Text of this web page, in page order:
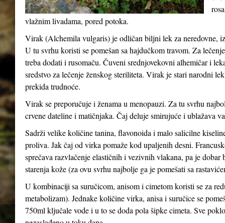
vlažnim livadama, pored potoka.
Virak (Alchemila vulgaris) je odličan biljni lek za neredovne,
U tu svrhu koristi se pomešan sa hajdučkom travom. Za
treba dodati i rusomaču. Čuveni srednjovekovni alhemičar i
sredstvo za lečenje ženskog steriliteta. Virak je stari narodni
prekida trudnoće.
Virak se preporučuje i ženama u menopauzi. Za tu svrhu
crvene dateline i matičnjaka. Čaj deluje smirujuće i ublažava
Sadrži velike količine tanina, flavonoida i malo salicilne
proliva. Jak čaj od virka pomaže kod upaljenih desni.
sprečava razvlačenje elastičnih i vezivnih vlakana, pa je
starenja kože (za ovu svrhu najbolje ga je pomešati sa
U kombinaciji sa suručicom, anisom i cimetom koristi se za
metabolizam). Jednake količine virka, anisa i suručice se
750ml ključale vode i u to se doda pola šipke cimeta. Sve